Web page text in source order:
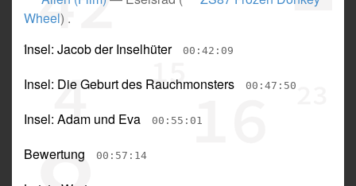
Wheel) .
Insel: Jacob der Inselhüter
00:42:09
Insel: Die Geburt des Rauchmonsters 00:47:50
Insel: Adam und Eva 00:55:01
Bewertung 00:57:14